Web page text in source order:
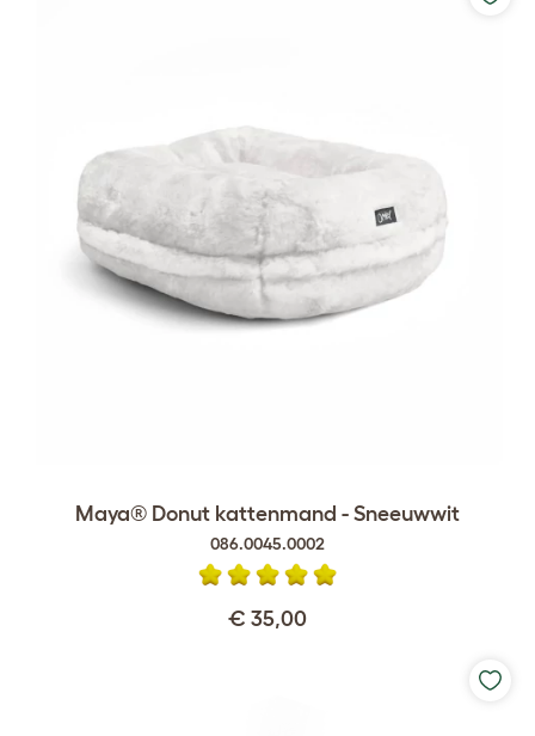
Maya® Donut kattenmand - Sneeuwwit
086.0045.0002
€ 35,00